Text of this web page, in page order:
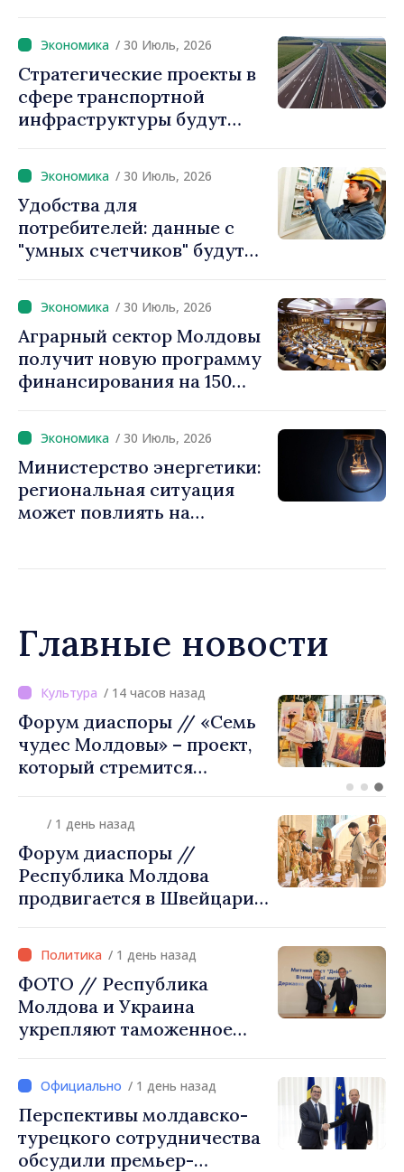
«Реестр залогов
движимого имущества»
/ 30 Июль, 2026
Стратегические проекты в
сфере транспортной
инфраструктуры будут
использованием
ускоренных процедур
получения разрешений
/ 30 Июль, 2026
Удобства для
потребителей: данные с
"умных счетчиков" будут
и обрабатываться
автоматически/ 30 Июль, 2026
Аграрный сектор Молдовы
получит новую программу
финансирования на 150
/ 30 Июль, 2026
Министерство энергетики:
региональная ситуация
может повлиять на
Главные новости
/ 9 часов назад
ВИДЕО // Калараш
формирует крупнейший
кластер добровольного
утвердил окончательное
решение
/ 1 день назад
Форум диаспоры //
Республика Молдова
продвигается в Швейцарии
и экспорт
/ 1 день назад
ФОТО // Республика
Молдова и Украина
укрепляют таможенное
обеспечения безопасности
границы и европейской
интеграции. Встреча в
Могилёв-Подольском
/ 1 день назад
Перспективы молдавско-
турецкого сотрудничества
обсудили премьер-